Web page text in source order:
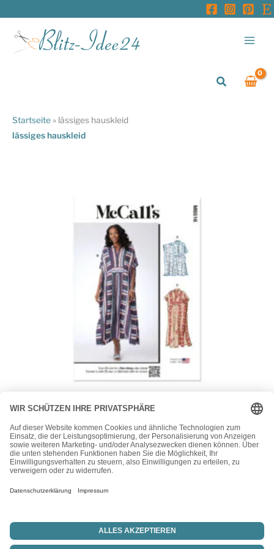
springen
Suchen
Startseite » lässiges hauskleid
lässiges hauskleid
McCall's
McCalls Schnittmuster M8516 – bequemes, lässig weites
Hauskleid, Strandkleid
15,50€